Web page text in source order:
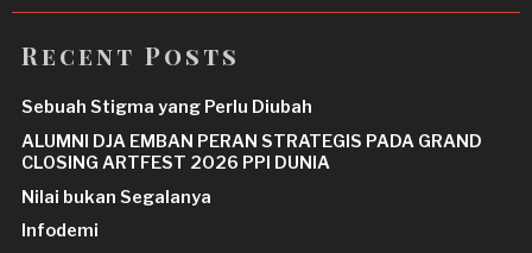
Recent Posts
Sebuah Stigma yang Perlu Diubah
ALUMNI DJA EMBAN PERAN STRATEGIS PADA GRAND
CLOSING ARTFEST 2026 PPI DUNIA
Nilai bukan Segalanya
Infodemi